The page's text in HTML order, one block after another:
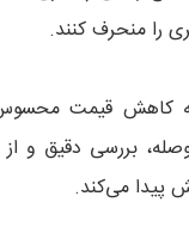
را منحرف کنند.
کاهش قیمت
بررسی دقیق و
پیدا می‌کند.